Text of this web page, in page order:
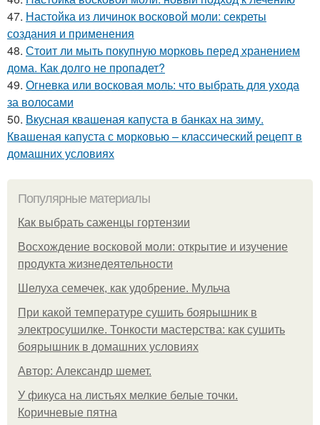
47. Настойка из личинок восковой моли: секреты
создания и применения
48. Стоит ли мыть покупную морковь перед хранением
дома. Как долго не пропадет?
49. Огневка или восковая моль: что выбрать для ухода
за волосами
50. Вкусная квашеная капуста в банках на зиму.
Квашеная капуста с морковью – классический рецепт в
домашних условиях
Популярные материалы
Как выбрать саженцы гортензии
Восхождение восковой моли: открытие и изучение
продукта жизнедеятельности
Шелуха семечек, как удобрение. Мульча
При какой температуре сушить боярышник в
электросушилке. Тонкости мастерства: как сушить
боярышник в домашних условиях
Автор: Александр шемет.
У фикуса на листьях мелкие белые точки.
Коричневые пятна